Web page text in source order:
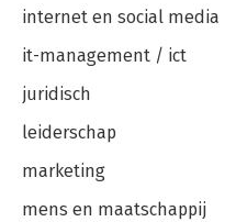
internet en social media
it-management / ict
juridisch
leiderschap
marketing
mens en maatschappij